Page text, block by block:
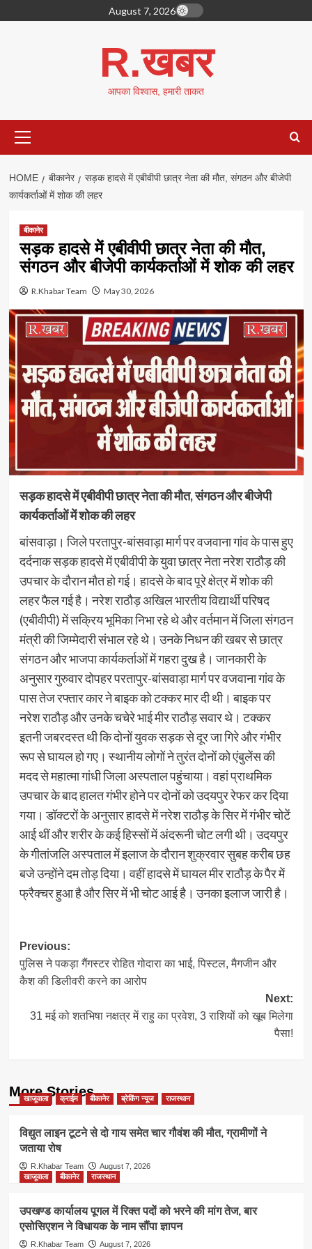
to
August 7, 2026
R.खबर
आपका विश्वास, हमारी ताकत
Menu
HOME बीकानेर
सड़क हादसे में एबीवीपी छात्र नेता की मौत, संगठन और बीजेपी
कार्यकर्ताओं में शोक की लहर
बीकानेर
सड़क हादसे में एबीवीपी छात्र नेता की मौत,
संगठन और बीजेपी कार्यकर्ताओं में शोक की लहर
R.Khabar Team May 30, 2026
सड़क हादसे में एबीवीपी छात्र नेता की मौत, संगठन और बीजेपी
कार्यकर्ताओं में शोक की लहर
बांसवाड़ा। जिले परतापुर-बांसवाड़ा मार्ग पर वजवाना गांव के पास हुए
दर्दनाक सड़क हादसे में एबीवीपी के युवा छात्र नेता नरेश राठौड़ की
उपचार के दौरान मौत हो गई। हादसे के बाद पूरे क्षेत्र में शोक की
लहर फैल गई है। नरेश राठौड़ अखिल भारतीय विद्यार्थी परिषद
(एबीवीपी) में सक्रिय भूमिका निभा रहे थे और वर्तमान में जिला संगठन
मंत्री की जिम्मेदारी संभाल रहे थे। उनके निधन की खबर से छात्र
संगठन और भाजपा कार्यकर्ताओं में गहरा दुख है। जानकारी के
अनुसार गुरुवार दोपहर परतापुर-बांसवाड़ा मार्ग पर वजवाना गांव के
पास तेज रफ्तार कार ने बाइक को टक्कर मार दी थी। बाइक पर
नरेश राठौड़ और उनके चचेरे भाई मीर राठौड़ सवार थे। टक्कर
इतनी जबरदस्त थी कि दोनों युवक सड़क से दूर जा गिरे और गंभीर
रूप से घायल हो गए। स्थानीय लोगों ने तुरंत दोनों को एंबुलेंस की
मदद से महात्मा गांधी जिला अस्पताल पहुंचाया। वहां प्राथमिक
उपचार के बाद हालत गंभीर होने पर दोनों को उदयपुर रेफर कर दिया
गया। डॉक्टरों के अनुसार हादसे में नरेश राठौड़ के सिर में गंभीर चोटें
आई थीं और शरीर के कई हिस्सों में अंदरूनी चोट लगी थी। उदयपुर
के गीतांजलि अस्पताल में इलाज के दौरान शुक्रवार सुबह करीब छह
बजे उन्होंने दम तोड़ दिया। वहीं हादसे में घायल मीर राठौड़ के पैर में
फ्रैक्चर हुआ है और सिर में भी चोट आई है। उनका इलाज जारी है।
Post
navigation
Previous:
पुलिस ने पकड़ा गैंगस्टर रोहित गोदारा का भाई, पिस्टल, मैगजीन और
कैश की डिलीवरी करने का आरोप
Next:
31 मई को शतभिषा नक्षत्र में राहु का प्रवेश, 3 राशियों को खूब मिलेगा
पैसा!
More Stories
खाजूवाला क्राईम बीकानेर ब्रेकिंग न्यूज राजस्थान
विद्युत लाइन टूटने से दो गाय समेत चार गौवंश की मौत, ग्रामीणों ने
जताया रोष
R.Khabar Team
August 7, 2026
खाजूवाला
बीकानेर राजस्थान
उपखण्ड कार्यालय पूगल में रिक्त पदों को भरने की मांग तेज, बार
एसोसिएशन ने विधायक के नाम सौंपा ज्ञापन
R.Khabar Team August 7, 2026